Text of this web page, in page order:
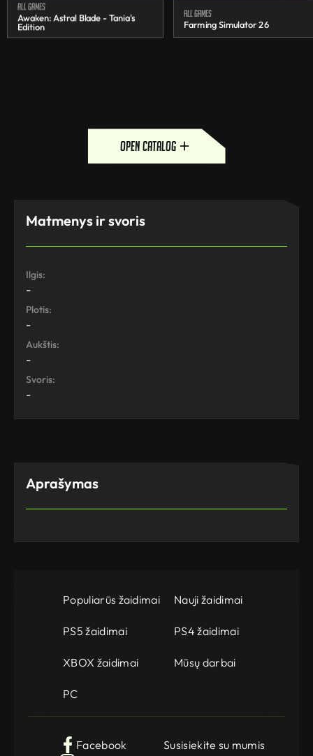
All games
Awaken: Astral Blade - Tania's
Edition
All games
Farming Simulator 26
open catalog
Matmenys ir svoris
Ilgis:
-
Plotis:
-
Aukštis:
-
Svoris:
-
Aprašymas
Populiarūs žaidimai Nauji žaidimai
PS5 žaidimai PS4 žaidimai
XBOX žaidimai Mūsų darbai
PC
Facebook
Susisiekite su mumis